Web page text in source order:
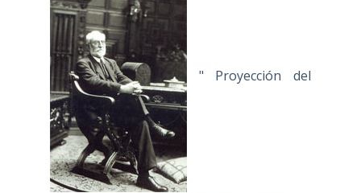
" Proyección del